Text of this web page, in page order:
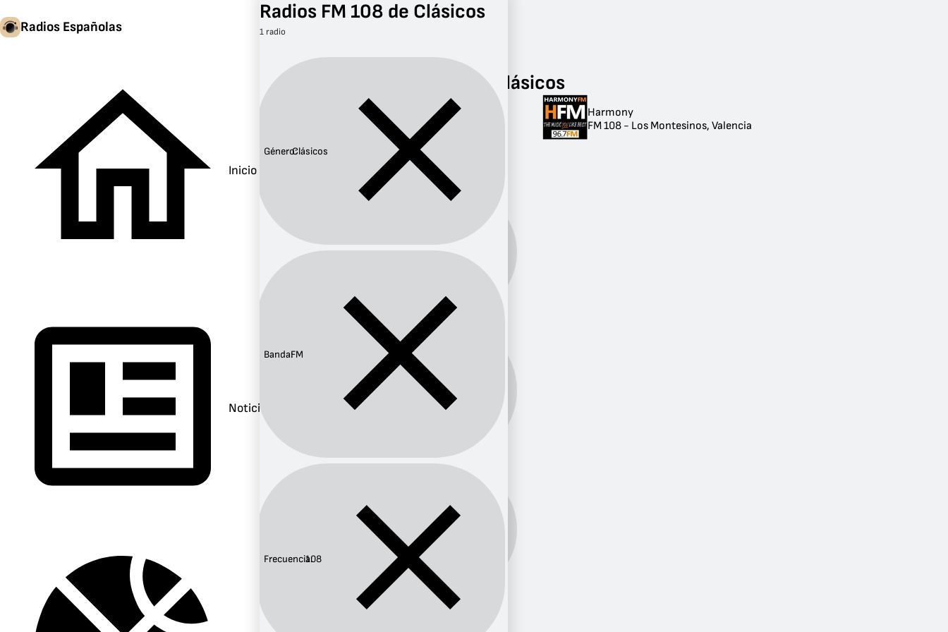
Radios Españolas
Inicio
Noticias
FM 108
Radios FM 108 de Clásicos
Radios FM 108 de
Clásicos
Género:Clásicos
Banda:
FM
Frecuencia:
108
Harmony
FM 108 - Los Montesinos, Valencia
Radios FM 108 de Clásicos
1 radio
Género:Clásicos
Banda:FM
Frecuencia:108